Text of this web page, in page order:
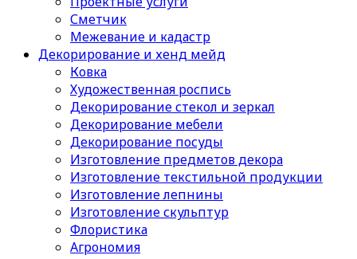
Сметчик
Межевание и кадастр
Декорирование и хенд мейд
Ковка
Художественная роспись
Декорирование стекол и зеркал
Декорирование мебели
Декорирование посуды
Изготовление предметов декора
Изготовление текстильной продукции
Изготовление лепнины
Изготовление скульптур
Флористика
Агрономия